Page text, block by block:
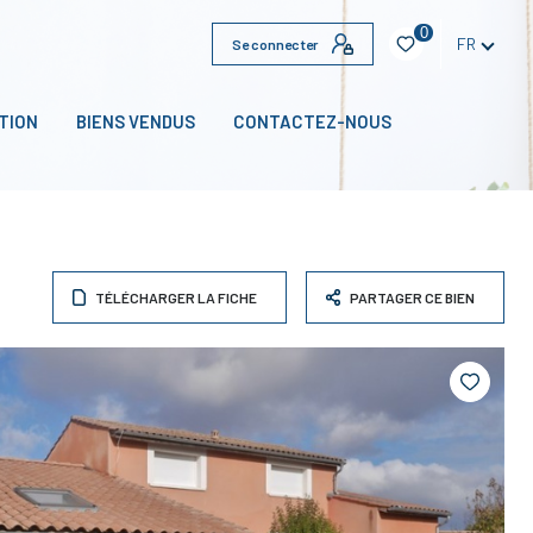
Se connecter
0
FR
BIENS VENDUS CONTACTEZ-NOUS
TÉLÉCHARGER LA FICHE PARTAGER CE BIEN